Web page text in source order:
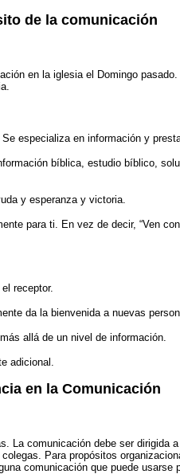
de la comunicación
en la iglesia el Domingo
especializa en información y
bíblica, estudio bíblico,
y esperanza y victoria.
para ti. En vez de decir, “Ven
receptor.
da la bienvenida a nuevas
allá de un nivel de información.
adicional.
en la Comunicación
La comunicación debe ser dirigida
Para propósitos
comunicación que puede usarse